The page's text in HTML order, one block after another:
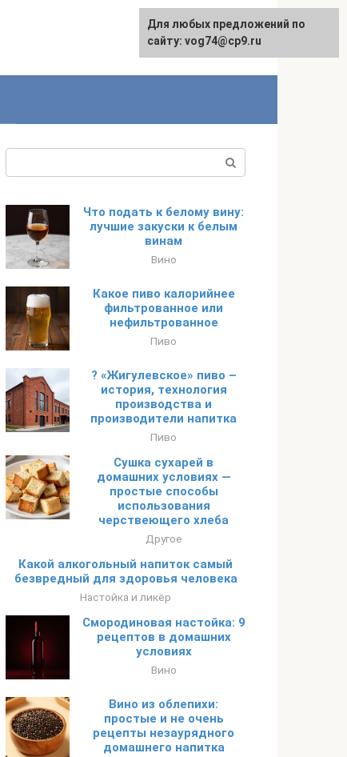
Что подать к белому вину:
лучшие закуски к белым
винам
Вино
Какое пиво калорийнее
фильтрованное или
нефильтрованное
Пиво
? «Жигулевское» пиво –
история, технология
производства и
производители напитка
Пиво
Сушка сухарей в
домашних условиях —
простые способы
использования
черствеющего хлеба
Другое
Какой алкогольный напиток самый
безвредный для здоровья человека
Настойка и ликёр
Смородиновая настойка: 9
рецептов в домашних
условиях
Вино
Вино из облепихи:
простые и не очень
рецепты незаурядного
домашнего напитка
Для любых предложений по
сайту: vog74@cp9.ru